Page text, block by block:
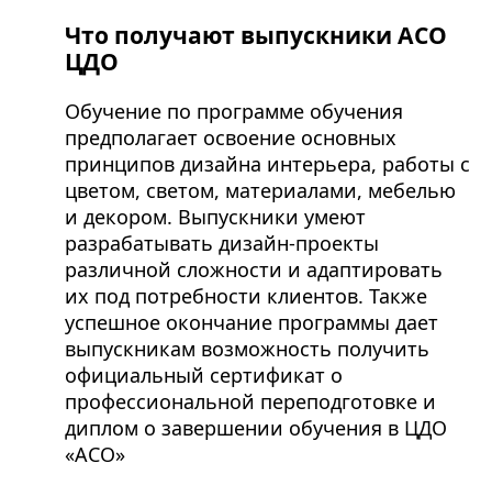
Что получают выпускники АСО
ЦДО
Обучение по программе обучения
предполагает освоение основных
принципов дизайна интерьера, работы с
цветом, светом, материалами, мебелью
и декором. Выпускники умеют
разрабатывать дизайн-проекты
различной сложности и адаптировать
их под потребности клиентов. Также
успешное окончание программы дает
выпускникам возможность получить
официальный сертификат о
профессиональной переподготовке и
диплом о завершении обучения в ЦДО
«АСО»